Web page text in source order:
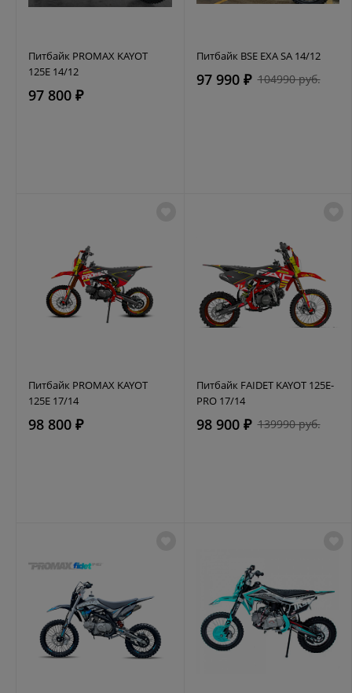
Питбайк PROMAX KAYOT
125E 14/12
97 800 ₽
Питбайк BSE EXA SA 14/12
97 990 ₽ 104990 руб.
Питбайк PROMAX KAYOT
125E 17/14
98 800 ₽
Питбайк FAIDET KAYOT 125E-
PRO 17/14
98 900 ₽ 139990 руб.